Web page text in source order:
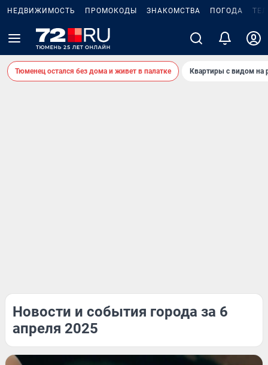
НЕДВИЖИМОСТЬ ПРОМОКОДЫ ЗНАКОМСТВА ПОГОДА
Тюменец остался без дома и живет в палатке Квартиры с видом на
Новости и события города за 6
апреля 2025